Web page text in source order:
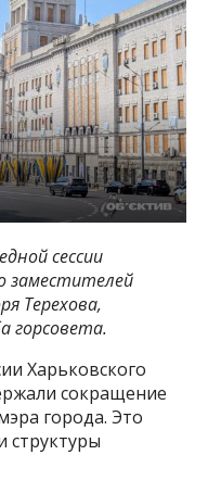
сессии
заместителей
Терехова,
горсовета.
Харьковского
сокращение
города. Это
структуры